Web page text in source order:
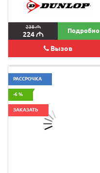
238M
224M Подробно
Вызов
РАССРОЧКА
-6 %
ЗАКАЗАТЬ